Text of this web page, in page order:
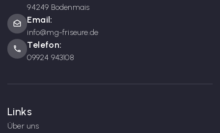
94249 Bodenmais
drafts Email:
info@mg-friseure.de
phone Telefon:
09924 943108
Links
Über uns